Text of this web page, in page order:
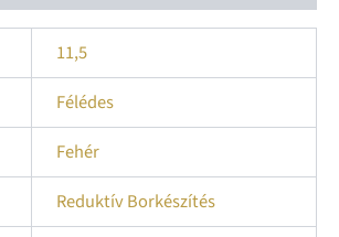
11,5
Félédes
Fehér
Reduktív Borkészítés